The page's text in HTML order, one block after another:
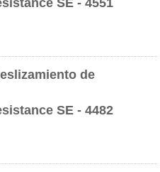
SE - 4551
de
SE - 4482